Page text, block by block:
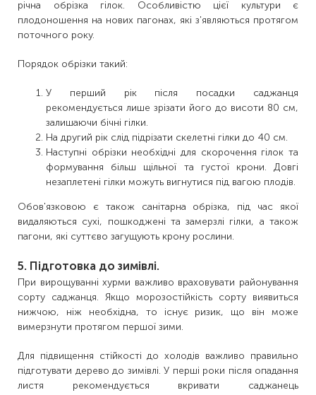
річна обрізка гілок. Особливістю цієї культури є
плодоношення на нових пагонах, які з'являються протягом
поточного року.
Порядок обрізки такий:
У перший рік після посадки саджанця
рекомендується лише зрізати його до висоти 80 см,
залишаючи бічні гілки.
На другий рік слід підрізати скелетні гілки до 40 см.
Наступні обрізки необхідні для скорочення гілок та
формування більш щільної та густої крони. Довгі
незаплетені гілки можуть вигнутися під вагою плодів.
Обов'язковою є також санітарна обрізка, під час якої
видаляються сухі, пошкоджені та замерзлі гілки, а також
пагони, які суттєво загущують крону рослини.
5. Підготовка до зимівлі.
При вирощуванні хурми важливо враховувати районування
сорту саджанця. Якщо морозостійкість сорту виявиться
нижчою, ніж необхідна, то існує ризик, що він може
вимерзнути протягом першої зими.
Для підвищення стійкості до холодів важливо правильно
підготувати дерево до зимівлі. У перші роки після опадання
листя рекомендується вкривати саджанець